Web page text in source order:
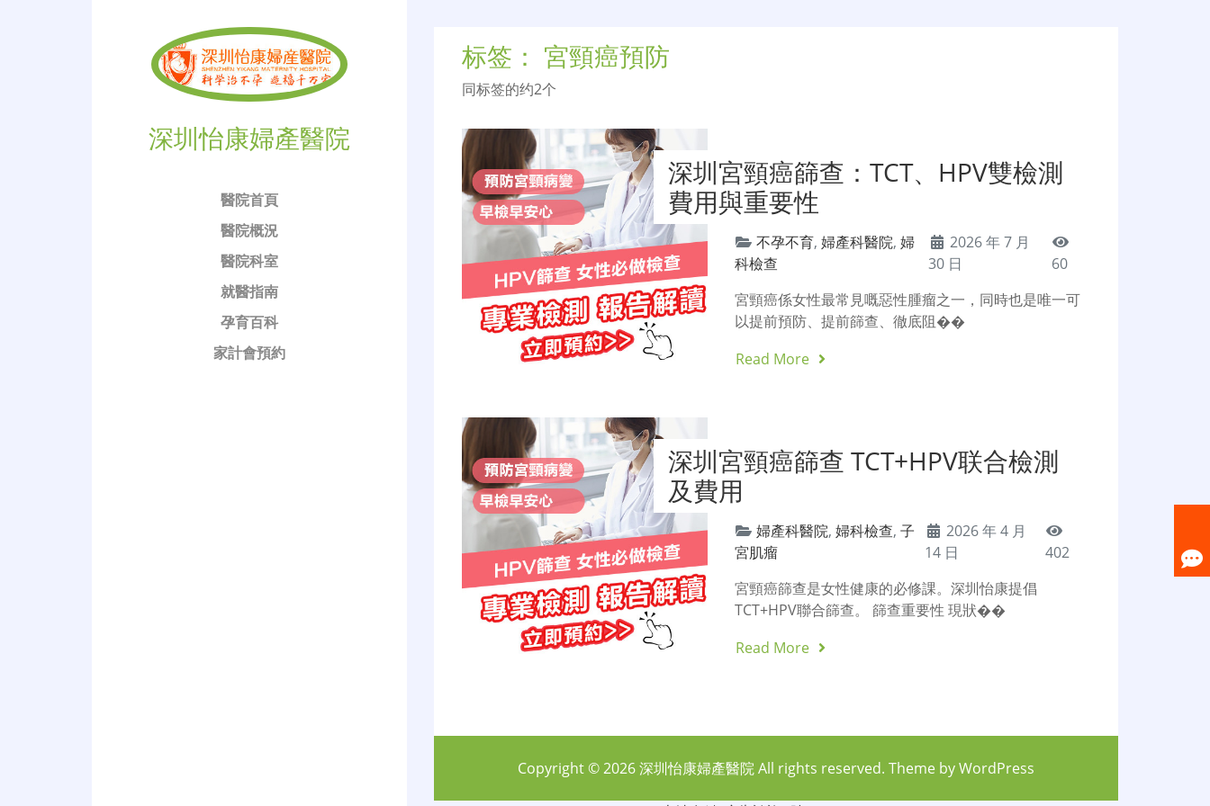
深圳怡康婦產醫院
醫院首頁
醫院概況
醫院科室
就醫指南
孕育百科
家計會預約
标签： 宮頸癌預防
同标签的约2个
深圳宮頸癌篩查：TCT、HPV雙檢測
費用與重要性
不孕不育,婦產科醫院,婦
科檢查
2026 年 7 月
30 日
60
宮頸癌係女性最常見嘅惡性腫瘤之一，同時也是唯一可
以提前預防、提前篩查、徹底阻��
Read More
深圳宮頸癌篩查 TCT+HPV联合檢測
及費用
婦產科醫院,婦科檢查,子
宮肌瘤
2026 年 4 月
14 日
402
宮頸癌篩查是女性健康的必修課。深圳怡康提倡
TCT+HPV聯合篩查。 篩查重要性 現狀��
Read More
Copyright © 2026深圳怡康婦產醫院All rights reserved. Theme byWordPress